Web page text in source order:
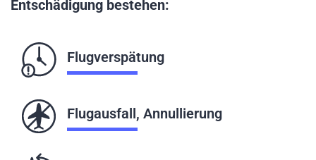
Entschädigung bestehen:
Flugverspätung
Flugausfall, Annullierung